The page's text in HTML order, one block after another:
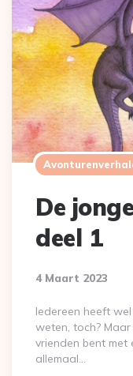
De
deel 1
4 Maart 2023
Iedereen heeft
weten, toch?
vrienden bent
allemaal…